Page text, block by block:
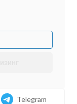
Telegram